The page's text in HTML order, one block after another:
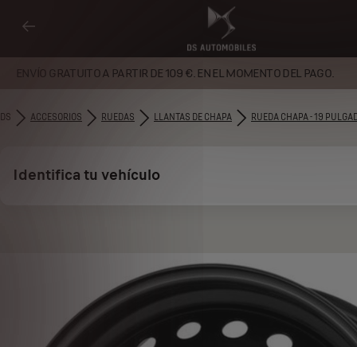
ENVÍO GRATUITO A PARTIR DE 109 €. EN EL MOMENTO DEL PAGO.
DS ACCESORIOS RUEDAS LLANTAS DE CHAPA RUEDA CHAPA - 19
Identifica tu vehículo